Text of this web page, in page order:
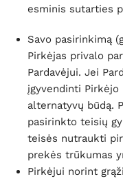
esminis sutarties
Savo pasirinkimą
Pirkėjas privalo
Pardavėjui. Jei
įgyvendinti Pirkėjo
alternatyvų būdą.
pasirinkto teisių
teisės nutraukti
prekės trūkumas
Pirkėjui norint